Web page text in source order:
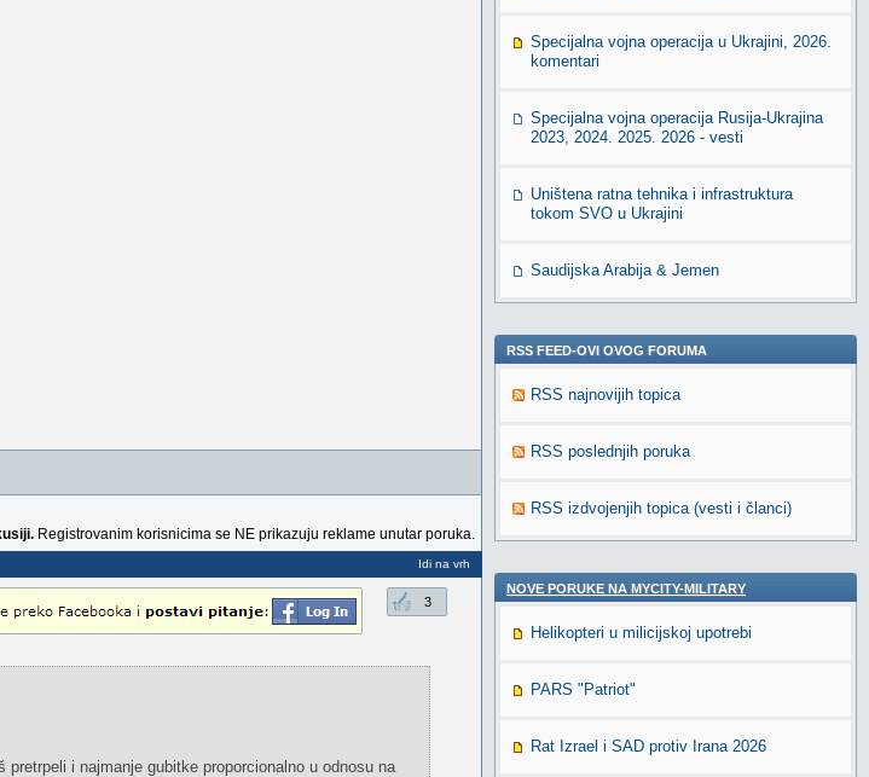
Registrovanim korisnicima se NE prikazuju reklame unutar poruka.
Idi na vrh
3
i najmanje gubitke proporcionalno u odnosu na
Specijalna vojna operacija u Ukrajini, 2026.
komentari
Specijalna vojna operacija Rusija-Ukrajina
2023, 2024. 2025. 2026 - vesti
Uništena ratna tehnika i infrastruktura
tokom SVO u Ukrajini
Saudijska Arabija & Jemen
RSS FEED-OVI OVOG FORUMA
RSS najnovijih topica
RSS poslednjih poruka
RSS izdvojenjih topica (vesti i članci)
NOVE PORUKE NA MYCITY-MILITARY
Helikopteri u milicijskoj upotrebi
PARS "Patriot"
Rat Izrael i SAD protiv Irana 2026